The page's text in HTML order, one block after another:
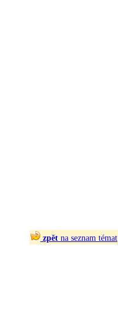
zpět na seznam témat